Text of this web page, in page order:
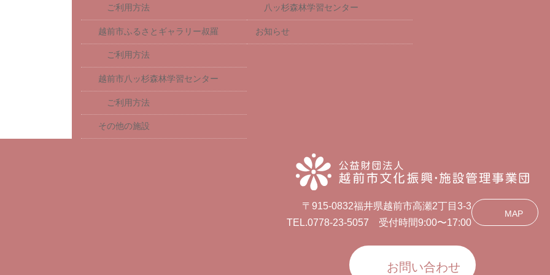
ご利用方法
越前市ふるさとギャラリー叔羅
ご利用方法
越前市八ッ杉森林学習センター
ご利用方法
その他の施設
八ッ杉森林学習センター
お知らせ
〒915-0832福井県越前市高瀬2丁目3-3
TEL.0778-23-5057 受付時間9:00〜17:00
MAP
お問い合わせ